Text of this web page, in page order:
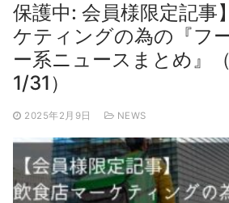
保護中: 会員様限定記事
ケティングの為の『フ
ー系ニュースまとめ』
1/31）
2025年2月9日 NEWS